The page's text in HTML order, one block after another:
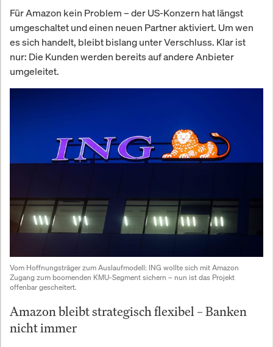
Für Amazon kein Problem – der US-Konzern hat längst
umgeschaltet und einen neuen Partner aktiviert. Um wen
es sich handelt, bleibt bislang unter Verschluss. Klar ist
nur: Die Kunden werden bereits auf andere Anbieter
umgeleitet.
Vom Hoffnungsträger zum Auslaufmodell: ING wollte sich mit Amazon
Zugang zum boomenden KMU-Segment sichern – nun ist das Projekt
offenbar gescheitert.
Amazon bleibt strategisch flexibel – Banken
nicht immer